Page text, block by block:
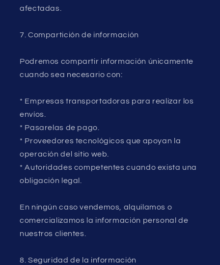
afectadas.
7. Compartición de información
Podremos compartir información únicamente
cuando sea necesario con:
* Empresas transportadoras para realizar los
envíos.
* Pasarelas de pago.
* Proveedores tecnológicos que apoyan la
operación del sitio web.
* Autoridades competentes cuando exista una
obligación legal.
En ningún caso vendemos, alquilamos o
comercializamos la información personal de
nuestros clientes.
8. Seguridad de la información